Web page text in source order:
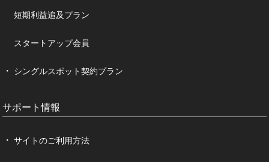
短期利益追及プラン
スタートアップ会員
シングルスポット契約プラン
サポート情報
サイトのご利用方法